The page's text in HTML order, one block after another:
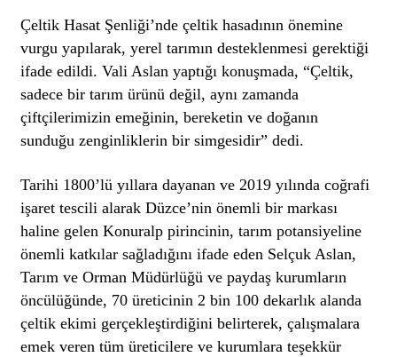
Çeltik Hasat Şenliği’nde çeltik hasadının önemine
vurgu yapılarak, yerel tarımın desteklenmesi gerektiği
ifade edildi. Vali Aslan yaptığı konuşmada, “Çeltik,
sadece bir tarım ürünü değil, aynı zamanda
çiftçilerimizin emeğinin, bereketin ve doğanın
sunduğu zenginliklerin bir simgesidir” dedi.
Tarihi 1800’lü yıllara dayanan ve 2019 yılında coğrafi
işaret tescili alarak Düzce’nin önemli bir markası
haline gelen Konuralp pirincinin, tarım potansiyeline
önemli katkılar sağladığını ifade eden Selçuk Aslan,
Tarım ve Orman Müdürlüğü ve paydaş kurumların
öncülüğünde, 70 üreticinin 2 bin 100 dekarlık alanda
çeltik ekimi gerçekleştirdiğini belirterek, çalışmalara
emek veren tüm üreticilere ve kurumlara teşekkür